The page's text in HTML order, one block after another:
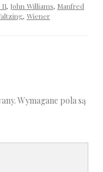
II, John Williams, Manfred
, Wiener
Wymagane pola są